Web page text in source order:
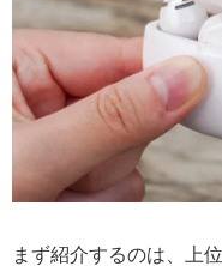
まず紹介するのは、上